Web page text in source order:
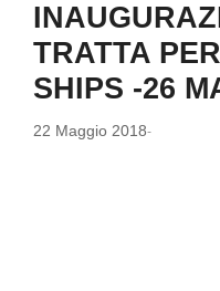
TRATTA
SHIPS -26
22 Maggio 2018-